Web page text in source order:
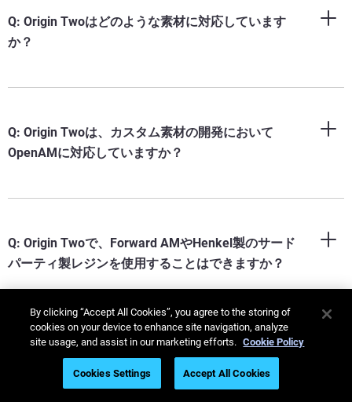
Q: Origin Twoはどのような素材に対応しています
か？
Q: Origin Twoは、カスタム素材の開発において
OpenAMに対応していますか？
Q: Origin Twoで、Forward AMやHenkel製のサード
パーティ製レジンを使用することはできますか？
By clicking “Accept All Cookies”, you agree to the storing of
cookies on your device to enhance site navigation, analyze
site usage, and assist in our marketing efforts. Cookie Policy
Cookies Settings Accept All Cookies